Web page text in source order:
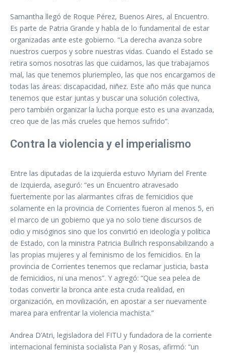
Samantha llegó de Roque Pérez, Buenos Aires, al Encuentro.
Es parte de Patria Grande y habla de lo fundamental de estar
organizadas ante este gobierno. “La derecha avanza sobre
nuestros cuerpos y sobre nuestras vidas. Cuando el Estado se
retira somos nosotras las que cuidamos, las que trabajamos
mal, las que tenemos pluriempleo, las que nos encargamos de
todas las áreas: discapacidad, niñez. Este año más que nunca
tenemos que estar juntas y buscar una solución colectiva,
pero también organizar la lucha porque esto es una avanzada,
creo que de las más crueles que hemos sufrido”.
Contra la violencia y el imperialismo
Entre las diputadas de la izquierda estuvo Myriam del Frente
de Izquierda, aseguró: “es un Encuentro atravesado
fuertemente por las alarmantes cifras de femicidios que
solamente en la provincia de Corrientes fueron al menos 5, en
el marco de un gobierno que ya no solo tiene discursos de
odio y misóginos sino que los convirtió en ideología y política
de Estado, con la ministra Patricia Bullrich responsabilizando a
las propias mujeres y al feminismo de los femicidios. En la
provincia de Corrientes tenemos que reclamar justicia, basta
de femicidios, ni una menos”. Y agregó: “Que sea pelea de
todas convertir la bronca ante esta cruda realidad, en
organización, en movilización, en apostar a ser nuevamente
marea para enfrentar la violencia machista.”
Andrea D’Atri, legisladora del FITU y fundadora de la corriente
internacional feminista socialista Pan y Rosas, afirmó: “un